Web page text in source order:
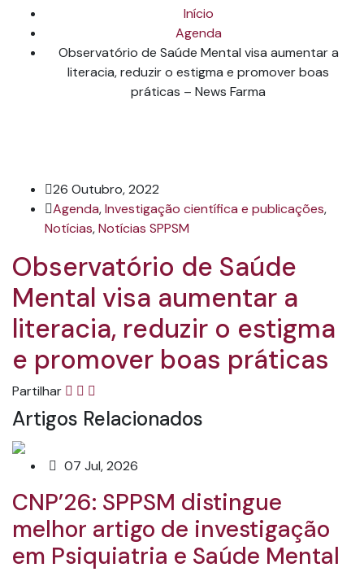
Início
Agenda
Observatório de Saúde Mental visa aumentar a
literacia, reduzir o estigma e promover boas
práticas – News Farma
26 Outubro, 2022
Agenda,Investigação científica e publicações,
Notícias,Notícias SPPSM
Observatório de Saúde
Mental visa aumentar a
literacia, reduzir o estigma
e promover boas práticas
Partilhar
Artigos Relacionados
07 Jul, 2026
CNP’26: SPPSM distingue
melhor artigo de investigação
em Psiquiatria e Saúde Mental